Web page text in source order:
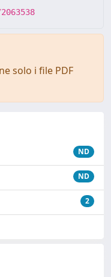
solo i file PDF
ND
ND
2